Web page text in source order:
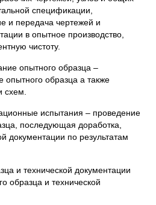
спецификации,
и передача чертежей и
в опытное производство,
чистоту.
опытного образца –
опытного образца а также
схем.
испытания – проведение
последующая доработка,
документации по результатам
и технической документации
образца и технической